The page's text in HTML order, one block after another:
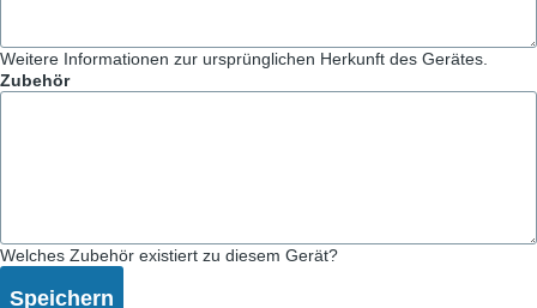
Weitere Informationen zur ursprünglichen Herkunft des Gerätes.
Zubehör
Welches Zubehör existiert zu diesem Gerät?